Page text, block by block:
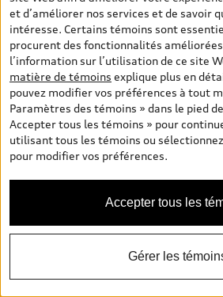
Maintenant Disponible*
2026 Audi Q3
Progressiv TFSI quattro S
Prix final: 57 139,00 $*
et d’améliorer nos services et de savoir
intéresse. Certains témoins sont
procurent des fonctionnalités améliorées
l’information sur l’utilisation de ce site
matière de témoins explique plus en
pouvez modifier vos préférences à tout
Paramètres des témoins » dans le pied
Accepter tous les témoins » pour
utilisant tous les témoins ou
pour modifier vos préférences.
Accepter tous les
Gérer les